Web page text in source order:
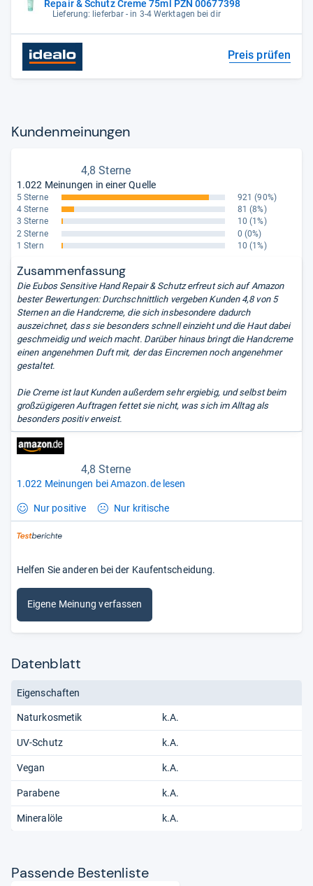
Repair & Schutz Creme 75ml PZN 00677398
Lieferung: lieferbar - in 3-4 Werktagen bei dir
Preis prüfen
Kun­den­mei­nun­gen
4,8 Sterne
1.022 Meinungen in einer Quelle
5 Sterne 921 (90%)
4 Sterne
81 (8%)
3 Sterne
10 (1%)
2 Sterne
0 (0%)
1 Stern
10 (1%)
Zusammenfassung
Die Eubos Sensitive Hand Repair & Schutz erfreut sich auf Amazon
bester Bewertungen: Durchschnittlich vergeben Kunden 4,8 von 5
Sternen an die Handcreme, die sich insbesondere dadurch
auszeichnet, dass sie besonders schnell einzieht und die Haut dabei
geschmeidig und weich macht. Darüber hinaus bringt die Handcreme
einen angenehmen Duft mit, der das Eincremen noch angenehmer
gestaltet.
Die Creme ist laut Kunden außerdem sehr ergiebig, und selbst beim
großzügigeren Auftragen fettet sie nicht, was sich im Alltag als
besonders positiv erweist.
4,8 Sterne
1.022 Meinungen bei Amazon.de lesen
Nur positive Nur kritische
Helfen Sie anderen bei der Kaufentscheidung.
Eigene Meinung verfassen
Datenblatt
Eigenschaften
Naturkosmetik k.A.
UV-Schutz k.A.
Vegan k.A.
Parabene k.A.
Mineralöle k.A.
Pas­sende Bes­ten­liste